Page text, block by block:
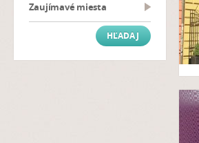
Zaujímavé miesta